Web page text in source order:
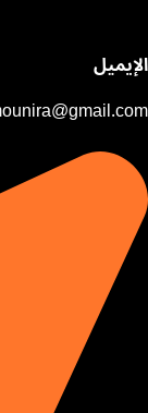
الإيميل